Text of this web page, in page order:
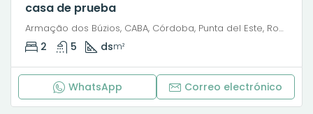
casa de prueba
Armação dos Búzios, CABA, Córdoba, Punta del Este, Rosario, Santiago de Chile, Valparaíso, Villa Dolores, Viña del Mar, Pedro C. Molina, Barrio Cura Brochero, Villa Dolores, Municipio de Villa Dolores, Pedanía Dolores, Departamento San Javier, Córdoba, X5870, Argentina
2 5 dsm²
WhatsApp Correo electrónico